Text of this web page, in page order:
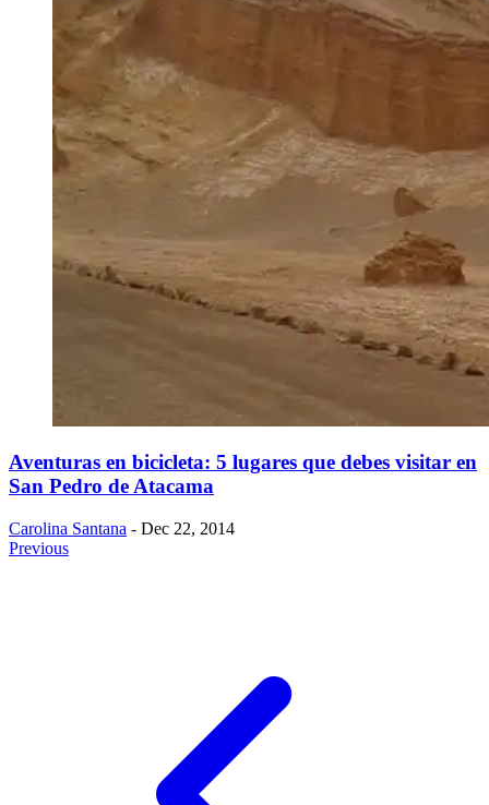
Aventuras en bicicleta: 5 lugares que debes visitar en
San Pedro de Atacama
Carolina Santana - Dec 22, 2014
Previous